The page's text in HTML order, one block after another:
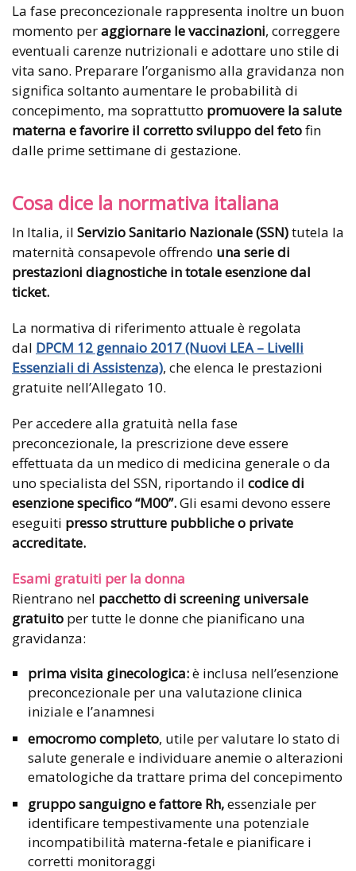
La fase preconcezionale rappresenta inoltre un buon
momento peraggiornare le vaccinazioni, correggere
eventuali carenze nutrizionali e adottare uno stile di
vita sano. Preparare l’organismo alla gravidanza non
significa soltanto aumentare le probabilità di
concepimento, ma soprattutto promuovere la salute
materna e favorire il corretto sviluppo del fetofin
dalle prime settimane di gestazione.
Cosa dice la normativa italiana
In Italia, il Servizio Sanitario Nazionale (SSN)tutela la
maternità consapevole offrendo una serie di
prestazioni diagnostiche in totale esenzione dal
ticket.
La normativa di riferimento attuale è regolata
dal DPCM 12 gennaio 2017 (Nuovi LEA – Livelli
Essenziali di Assistenza), che elenca le prestazioni
gratuite nell’Allegato 10.
Per accedere alla gratuità nella fase
preconcezionale, la prescrizione deve essere
effettuata da un medico di medicina generale o da
uno specialista del SSN, riportando il codice di
esenzione specifico “M00”.Gli esami devono essere
eseguiti presso strutture pubbliche o private
accreditate.
Esami gratuiti per la donna
Rientrano nel pacchetto di screening universale
gratuito per tutte le donne che pianificano una
gravidanza:
prima visita ginecologica:è inclusa nell’esenzione
preconcezionale per una valutazione clinica
iniziale e l’anamnesi
emocromo completo, utile per valutare lo stato di
salute generale e individuare anemie o alterazioni
ematologiche da trattare prima del concepimento
gruppo sanguigno e fattore Rh,essenziale per
identificare tempestivamente una potenziale
incompatibilità materna-fetale e pianificare i
corretti monitoraggi